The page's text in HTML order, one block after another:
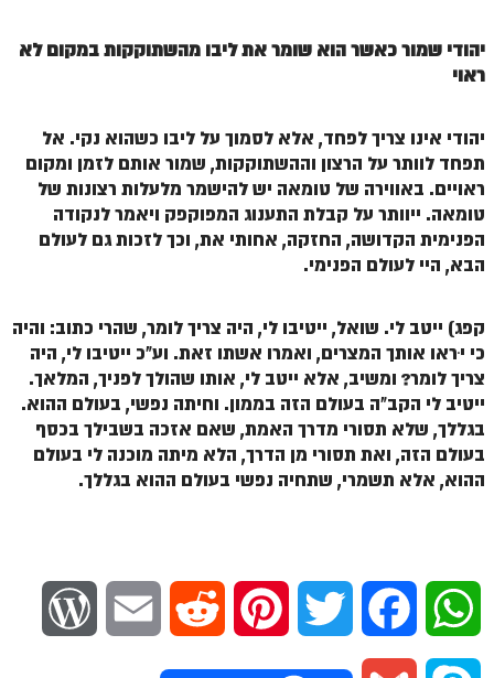
חנות ספרים
יהודי שמור כאשר הוא שומר את ליבו מהשתוקקות במקום לא
ראוי
יהודי אינו צריך לפחד, אלא לסמוך על ליבו כשהוא נקי. אל
תפחד לוותר על הרצון וההשתוקקות, שמור אותם לזמן ומקום
ראויים. באווירה של טומאה יש להישמר מלעלות רצונות של
טומאה. ייוותר על קבלת התענוג המפוקפק ויאמר לנקודה
הפנימית הקדושה, החזקה, אחותי את, וכך לזכות גם לעולם
הבא, היי לעולם הפנימי.
קפג) ייטב לי. שואל, ייטיבו לי, היה צריך לומר, שהרי כתוב: והיה
כי יִראו אותך המצרים, ואמרו אשתו זאת. וע"כ ייטיבו לי, היה
צריך לומר? ומשיב, אלא ייטב לי, אותו שהולך לפניך, המלאך.
ייטיב לי הקב"ה בעולם הזה בממון. וחיתה נפשי, בעולם ההוא.
בגללך, שלא תסורי מדרך האמת, שאם אזכה בשבילך בכסף
בעולם הזה, ואת תסורי מן הדרך, הלא מיתה מוכנה לי בעולם
ההוא, אלא תשמרי, שתחיה נפשי בעולם ההוא בגללך.
h